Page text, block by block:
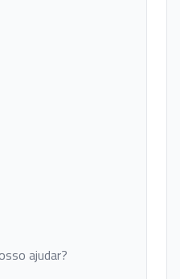
ajudar?